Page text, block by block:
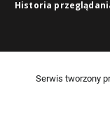
Historia
Serwis tworzony